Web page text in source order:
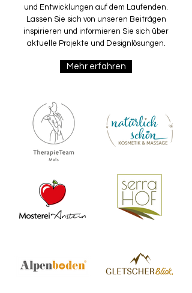
und Entwicklungen auf dem Laufenden.
Lassen Sie sich von unseren Beiträgen
inspirieren und informieren Sie sich über
aktuelle Projekte und Designlösungen.
Mehr erfahren